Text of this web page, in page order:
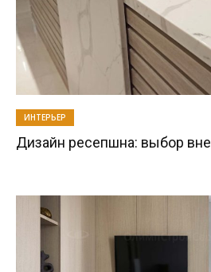
ИНТЕРЬЕР
Дизайн ресепшна: выбор